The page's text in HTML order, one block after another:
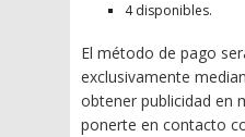
4 disponibles.
El método de pago
exclusivamente
obtener publicidad en
ponerte en contacto